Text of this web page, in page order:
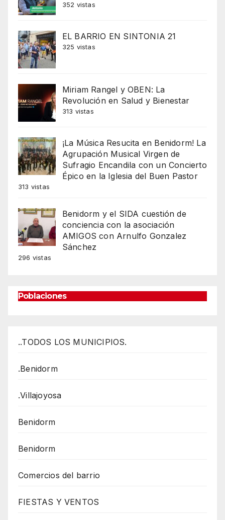
352 vistas
EL BARRIO EN SINTONIA 21
325 vistas
Miriam Rangel y OBEN: La
Revolución en Salud y Bienestar
313 vistas
¡La Música Resucita en Benidorm! La
Agrupación Musical Virgen de
Sufragio Encandila con un Concierto
Épico en la Iglesia del Buen Pastor
313 vistas
Benidorm y el SIDA cuestión de
conciencia con la asociación
AMIGOS con Arnulfo Gonzalez
Sánchez
296 vistas
Poblaciones
..TODOS LOS MUNICIPIOS.
.Benidorm
.Villajoyosa
Benidorm
Benidorm
Comercios del barrio
FIESTAS Y VENTOS